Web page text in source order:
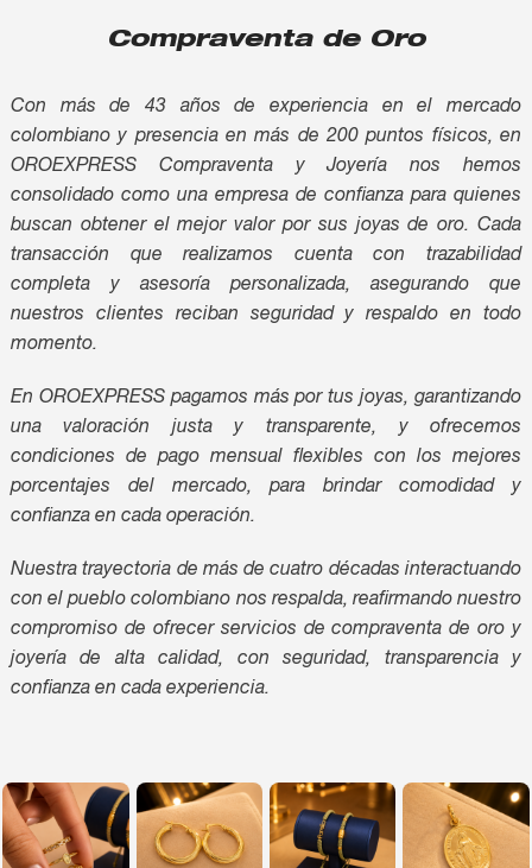
Compraventa de Oro
Con más de 43 años de experiencia en el mercado
colombiano y presencia en más de 200 puntos físicos, en
OROEXPRESS Compraventa y Joyería nos hemos
consolidado como una empresa de confianza para quienes
buscan obtener el mejor valor por sus joyas de oro. Cada
transacción que realizamos cuenta con trazabilidad
completa y asesoría personalizada, asegurando que
nuestros clientes reciban seguridad y respaldo en todo
momento.
En OROEXPRESS pagamos más por tus joyas, garantizando
una valoración justa y transparente, y ofrecemos
condiciones de pago mensual flexibles con los mejores
porcentajes del mercado, para brindar comodidad y
confianza en cada operación.
Nuestra trayectoria de más de cuatro décadas interactuando
con el pueblo colombiano nos respalda, reafirmando nuestro
compromiso de ofrecer servicios de compraventa de oro y
joyería de alta calidad, con seguridad, transparencia y
confianza en cada experiencia.